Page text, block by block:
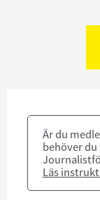
Är du
behöver
Läs